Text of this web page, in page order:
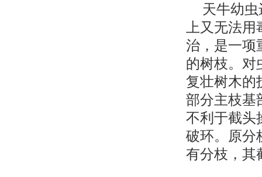
天牛幼
上又无法
治，是一项
的树枝。对
复壮树木的
部分主枝基
不利于截头
破环。原分
有分枝，其